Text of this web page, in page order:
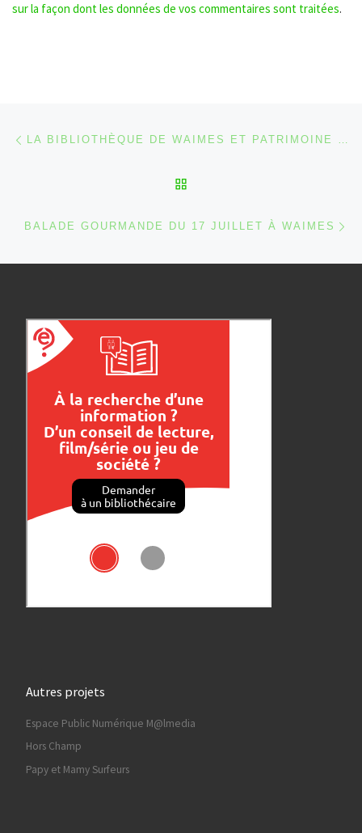
sur la façon dont les données de vos commentaires sont traitées.
Parcourir les articles LA BIBLIOTHÈQUE DE WAIMES ET PATRIMOINE NATURE VOUS INVITENT À LA PROMENADE…
BALADE GOURMANDE DU 17 JUILLET À WAIMES
Autres projets
Espace Public Numérique M@lmedia
Hors Champ
Papy et Mamy Surfeurs